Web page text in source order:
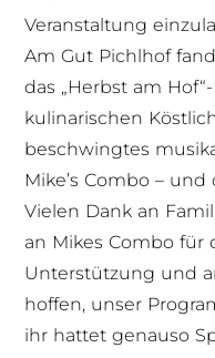
Veranstaltung
Am Gut Pichlhof fand
das „Herbst am
kulinarischen
beschwingtes
Mike’s Combo – und
Vielen Dank an
an Mikes Combo für
Unterstützung und
hoffen, unser
ihr hattet genauso